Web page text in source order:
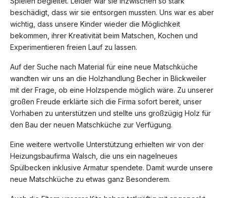
beschädigt, dass wir sie entsorgen mussten. Uns war es aber
wichtig, dass unsere Kinder wieder die Möglichkeit
bekommen, ihrer Kreativität beim Matschen, Kochen und
Experimentieren freien Lauf zu lassen.
Auf der Suche nach Material für eine neue Matschküche
wandten wir uns an die Holzhandlung Becher in Blickweiler
mit der Frage, ob eine Holzspende möglich wäre. Zu unserer
großen Freude erklärte sich die Firma sofort bereit, unser
Vorhaben zu unterstützen und stellte uns großzügig Holz für
den Bau der neuen Matschküche zur Verfügung.
Eine weitere wertvolle Unterstützung erhielten wir von der
Heizungsbaufirma Walsch, die uns ein nagelneues
Spülbecken inklusive Armatur spendete. Damit wurde unsere
neue Matschküche zu etwas ganz Besonderem.